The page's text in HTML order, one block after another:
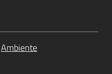
Ambiente